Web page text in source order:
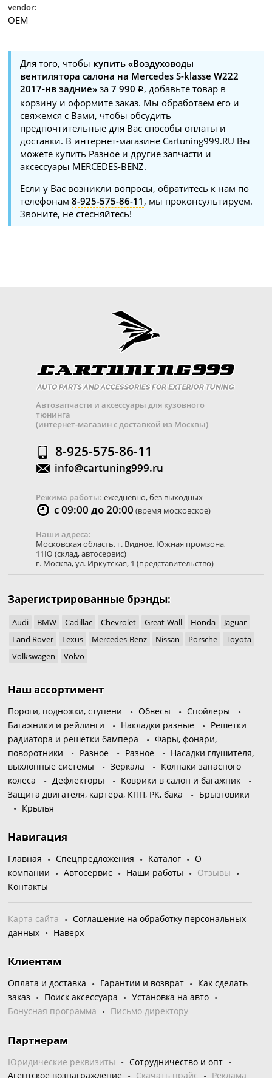
vendor:
OEM
Для того, чтобы купить «Воздуховоды
вентилятора салона на Mercedes S-klasse W222
2017-нв задние» за7 990
, добавьте товар в
корзину и оформите заказ. Мы обработаем его и
свяжемся с Вами, чтобы обсудить
предпочтительные для Вас способы оплаты и
доставки. В интернет-магазине Cartuning999.RU Вы
можете купить Разное и другие запчасти и
аксессуары MERCEDES-BENZ.
Если у Вас возникли вопросы, обратитесь к нам по
телефонам8-925-575-86-11 , мы проконсультируем.
Звоните, не стесняйтесь!
Автозапчасти и аксессуары для кузовного
тюнинга
(интернет-магазин с доставкой из Москвы)
8-925-575-86-11
info@cartuning999.ru
Режима работы: ежедневно, без выходных
с 09:00 до 20:00 (время московское)
Наши адреса:
Московская область, г. Видное, Южная промзона,
11Ю (склад, автосервис)
г. Москва,ул. Иркутская, 1 (представительство)
Зарегистрированные брэнды:
Audi BMW Cadillac Chevrolet Great-Wall Honda
Jaguar
Land Rover
Lexus Mercedes-Benz Nissan Porsche
Toyota
Volkswagen
Volvo
Наш ассортимент
Пороги, подножки, ступени Обвесы
Спойлеры
Багажники и рейлинги
Накладки разные
Решетки
радиатора и решетки бампера
Фары, фонари,
поворотники
Разное Разное
Насадки глушителя,
выхлопные системы
Зеркала
Колпаки запасного
колеса
Дефлекторы
Коврики в салон и багажник
Защита двигателя, картера, КПП, РК, бака
Брызговики
Крылья
Навигация
Главная Спецпредложения Каталог
О
компании
Автосервис Наши работы
Отзывы
Контакты
Карта сайта
Соглашение на обработку персональных
данных
Наверх
Клиентам
Оплата и доставка Гарантии и возврат
Как сделать
заказ
Поиск аксессуара
Установка на авто
Бонусная программа
Письмо директору
Партнерам
Юридические реквизиты
Сотрудничество и опт
Агентское вознаграждение
Скачать прайс Реклама